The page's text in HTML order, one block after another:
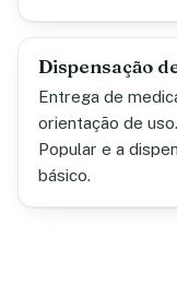
Dispensação
Entrega de
orientação de
Popular e a
básico.